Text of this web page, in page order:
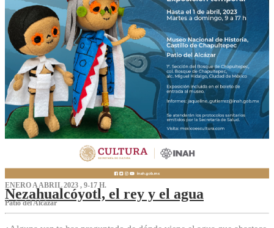
ENERO A ABRIL 2023 , 9-17 H.
Nezahualcóyotl, el rey y el agua
Patio del Alcázar